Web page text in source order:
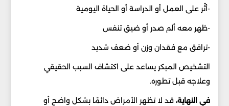
-أثّر على العمل أو الدراسة أو الحياة اليومية
-ظهر معه ألم صدر أو ضيق تنفس
-ترافق مع فقدان وزن أو ضعف شديد
التشخيص المبكر يساعد على اكتشاف السبب الحقيقي
وعلاجه قبل تطوره.
في النهاية، قد لا تظهر الأمراض دائمًا بشكل واضح أو